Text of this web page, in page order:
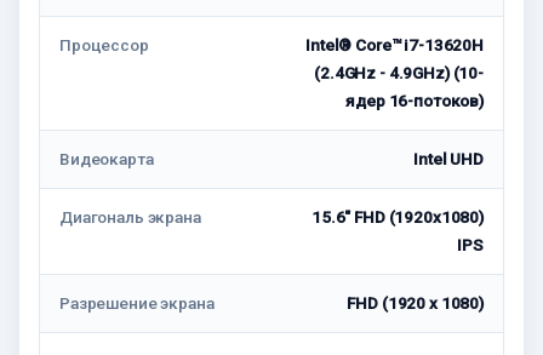
Процессор
Intel® Core™ i7-13620H
(2.4GHz - 4.9GHz) (10-
ядер 16-потоков)
Видеокарта Intel UHD
Диагональ экрана
15.6" FHD (1920x1080)
IPS
Разрешение экрана FHD (1920 x 1080)